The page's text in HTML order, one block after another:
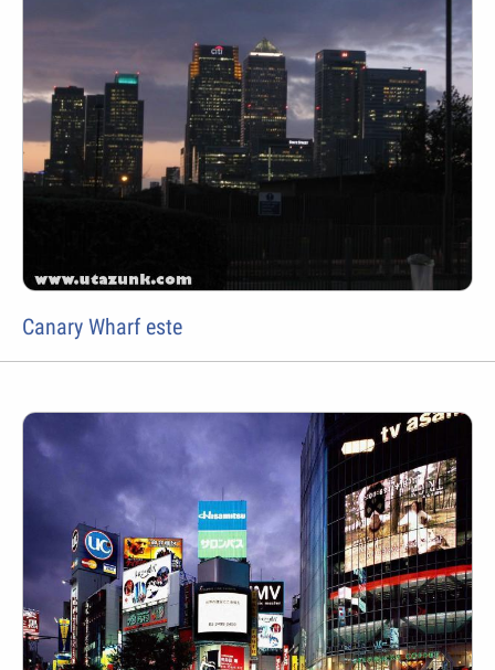
Canary Wharf este